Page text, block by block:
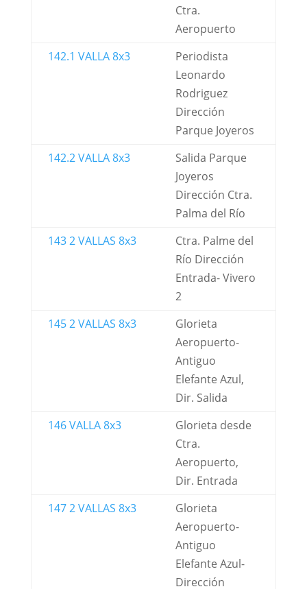
Ctra.
Aeropuerto
142.1 VALLA 8x3
Periodista
Leonardo
Rodriguez
Dirección
Parque Joyeros
142.2 VALLA 8x3
Salida Parque
Joyeros
Dirección Ctra.
Palma del Río
143 2 VALLAS 8x3
Ctra. Palme del
Río Dirección
Entrada- Vivero
2
145 2 VALLAS 8x3
Glorieta
Aeropuerto-
Antiguo
Elefante Azul,
Dir. Salida
146 VALLA 8x3
Glorieta desde
Ctra.
Aeropuerto,
Dir. Entrada
147 2 VALLAS 8x3
Glorieta
Aeropuerto-
Antiguo
Elefante Azul-
Dirección